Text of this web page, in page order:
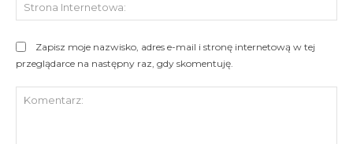
Zapisz moje nazwisko, adres e-mail i stronę internetową w tej
przeglądarce na następny raz, gdy skomentuję.